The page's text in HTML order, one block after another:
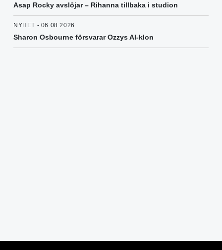
Asap Rocky avslöjar – Rihanna tillbaka i studion
NYHET - 06.08.2026
Sharon Osbourne försvarar Ozzys AI-klon